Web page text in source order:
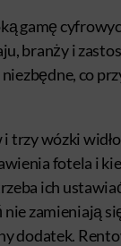
gamę
branży i
co
trzy wózki
fotela i
ich
zamieniają
dodatek.